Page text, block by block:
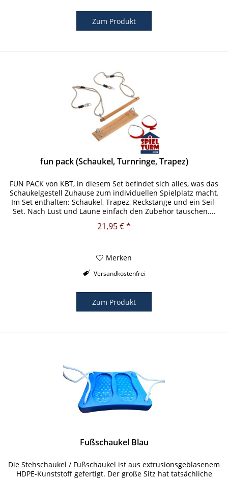
Zum Produkt
fun pack (Schaukel, Turnringe, Trapez)
FUN PACK von KBT, in diesem Set befindet sich alles, was das
Schaukelgestell Zuhause zum individuellen Spielplatz macht.
Im Set enthalten: Schaukel, Trapez, Reckstange und ein Seil-
Set. Nach Lust und Laune einfach den Zubehör tauschen....
21,95 € *
Merken
Versandkostenfrei
Zum Produkt
Fußschaukel Blau
Die Stehschaukel / Fußschaukel ist aus extrusionsgeblasenem
HDPE-Kunststoff gefertigt. Der große Sitz hat tatsächliche